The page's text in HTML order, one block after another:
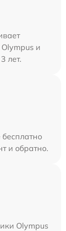
и
лет.
и обратно.
Olympus